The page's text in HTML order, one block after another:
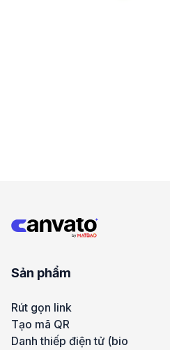
Sản phẩm
Rút gọn link
Tạo mã QR
Danh thiếp điện tử (bio